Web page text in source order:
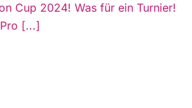
Cup 2024! Was für ein Turnier!
[...]